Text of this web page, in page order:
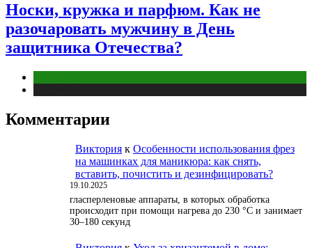
Носки, кружка и парфюм. Как не
разочаровать мужчину в День
защитника Отечества?
Комментарии
Виктория к Особенности использования фрез
на машинках для маникюра: как снять,
вставить, почистить и дезинфицировать?
19.10.2025
гласперленовые аппараты, в которых обработка
происходит при помощи нагрева до 230 °С и занимает
30–180 секунд